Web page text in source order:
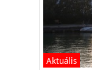
Aktuális